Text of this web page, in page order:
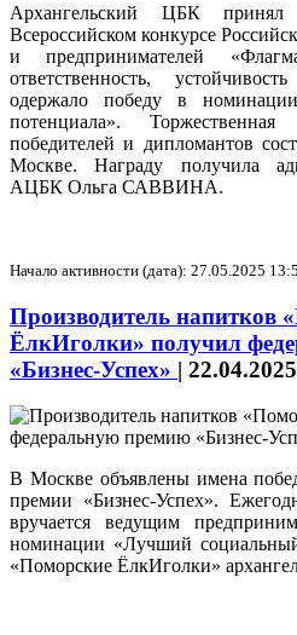
Архангельский ЦБК
Всероссийском конкурсе
и предпринимателей
ответственность,
одержало победу в
потенциала».
победителей и дипломантов
Москве. Награду получила
АЦБК Ольга САВВИНА.
Начало активности (дата): 27.05.2025
Производитель напитков
ЁлкИголки» получил
«Бизнес-Успех» | 22.04.2025
В Москве объявлены имена
премии «Бизнес-Успех».
вручается ведущим
номинации «Лучший
«Поморские ЁлкИголки»